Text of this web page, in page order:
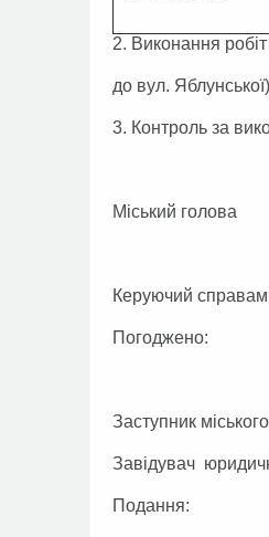
2. Виконання
до вул.
3. Контроль за
Міський
Погоджено:
Заступник
Завідувач
Подання: